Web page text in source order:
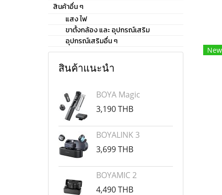
New
สินค้าอื่น ๆ
แสง ไฟ
ขาตั้งกล้อง และ อุปกรณ์เสริม
อุปกรณ์เสริมอื่น ๆ
สินค้าแนะนำ
BOYA Magic
3,190 THB
BOYALINK 3
3,699 THB
BOYAMIC 2
4,490 THB